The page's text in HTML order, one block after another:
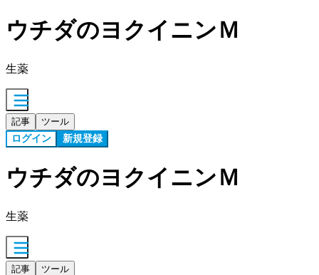
ウチダのヨクイニンＭ
生薬
記事 ツール
ログイン 新規登録
ウチダのヨクイニンＭ
生薬
記事 ツール